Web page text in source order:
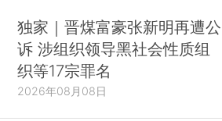
独家｜晋煤富豪张新明再遭公
诉 涉组织领导黑社会性质组
织等17宗罪名
2026年08月08日